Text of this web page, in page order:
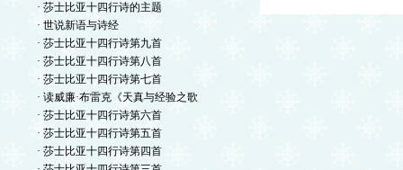
· 莎士比亚十四行诗的主题
· 世说新语与诗经
· 莎士比亚十四行诗第九首
· 莎士比亚十四行诗第八首
· 莎士比亚十四行诗第七首
· 读威廉·布雷克《天真与经验之歌
· 莎士比亚十四行诗第六首
· 莎士比亚十四行诗第五首
· 莎士比亚十四行诗第四首